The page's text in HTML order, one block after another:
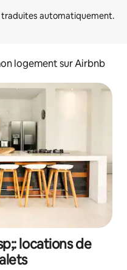
logement sur Airbnb
locations de